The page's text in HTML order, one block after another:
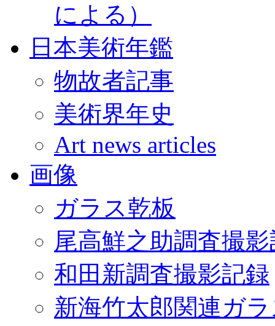
による）
日本美術年鑑
物故者記事
美術界年史
Art news articles
画像
ガラス乾板
尾高鮮之助調査撮
和田新調査撮影記録
新海竹太郎関連ガ